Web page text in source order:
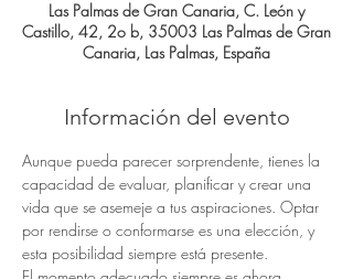
Las Palmas de Gran Canaria, C. León y
Castillo, 42, 2o b, 35003 Las Palmas de Gran
Canaria, Las Palmas, España
Información del evento
Aunque pueda parecer sorprendente, tienes la
capacidad de evaluar, planificar y crear una
vida que se asemeje a tus aspiraciones. Optar
por rendirse o conformarse es una elección, y
esta posibilidad siempre está presente.